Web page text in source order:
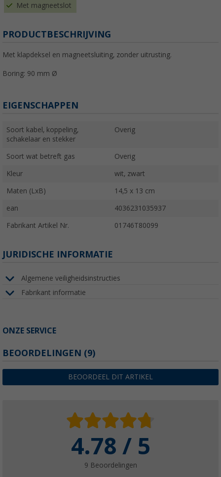
Met magneetslot
PRODUCTBESCHRIJVING
Met klapdeksel en magneetsluiting, zonder uitrusting.
Boring: 90 mm Ø
EIGENSCHAPPEN
Soort kabel, koppeling,
schakelaar en stekker
Overig
Soort wat betreft gas Overig
Kleur wit, zwart
Maten (LxB) 14,5 x 13 cm
ean 4036231035937
Fabrikant Artikel Nr. 01746T80099
JURIDISCHE INFORMATIE
Algemene veiligheidsinstructies
Fabrikant informatie
ONZE SERVICE
BEOORDELINGEN (9)
BEOORDEEL DIT ARTIKEL
4.78 / 5
9 Beoordelingen